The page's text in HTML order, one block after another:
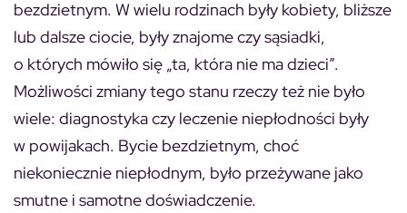
bezdzietnym. W wielu rodzinach były kobiety, bliższe
lub dalsze ciocie, były znajome czy sąsiadki,
o których mówiło się „ta, która nie ma dzieci”.
Możliwości zmiany tego stanu rzeczy też nie było
wiele: diagnostyka czy leczenie niepłodności były
w powijakach. Bycie bezdzietnym, choć
niekoniecznie niepłodnym, było przeżywane jako
smutne i samotne doświadczenie.